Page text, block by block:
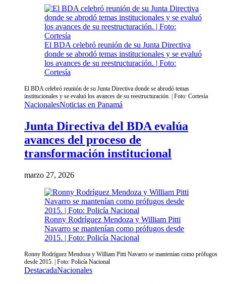
El BDA celebró reunión de su Junta Directiva
donde se abrodó temas institucionales y se evaluó
los avances de su reestructuración. | Foto:
Cortesía
El BDA celebró reunión de su Junta Directiva donde se abrodó temas
institucionales y se evaluó los avances de su reestructuración. | Foto: Cortesía
NacionalesNoticias en Panamá
Junta Directiva del BDA evalúa
avances del proceso de
transformación institucional
marzo 27, 2026
Ronny Rodríguez Mendoza y William Pitti
Navarro se mantenían como prófugos desde
2015. | Foto: Policía Nacional
Ronny Rodríguez Mendoza y William Pitti Navarro se mantenían como prófugos
desde 2015. | Foto: Policía Nacional
DestacadaNacionales